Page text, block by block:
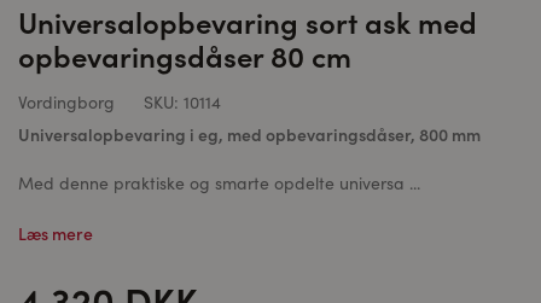
Universalopbevaring sort ask med
opbevaringsdåser 80 cm
Vordingborg SKU: 10114
Universalopbevaring i eg, med opbevaringsdåser, 800 mm
Med denne praktiske og smarte opdelte universa ...
Læs mere